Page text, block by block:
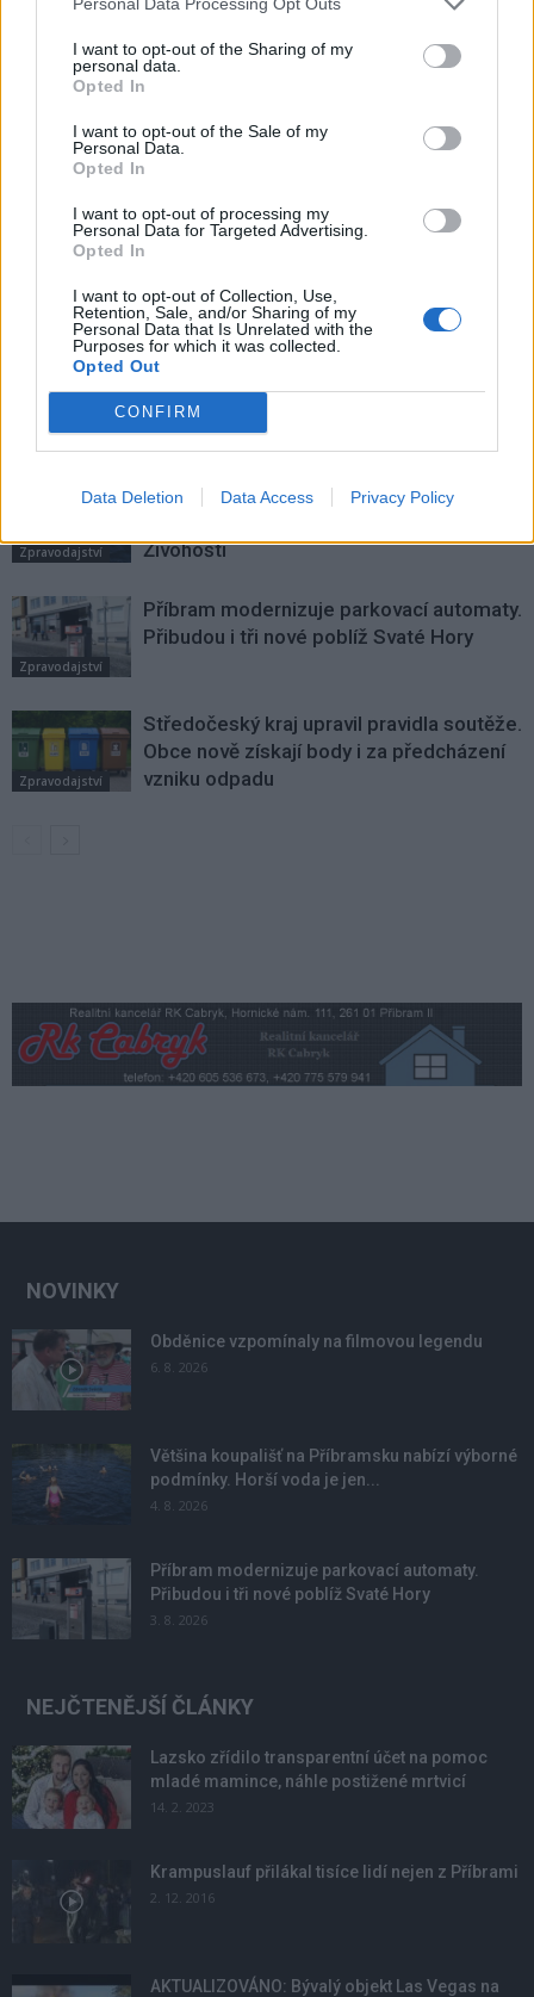
I want to opt-out of the Sharing of my
personal data.
Opted In
I want to opt-out of the Sale of my
Personal Data.
Opted In
I want to opt-out of processing my
Personal Data for Targeted Advertising.
Opted In
I want to opt-out of Collection, Use,
Retention, Sale, and/or Sharing of my
Personal Data that Is Unrelated with the
Purposes for which it was collected.
Opted Out
CONFIRM
Data Deletion Data Access Privacy Policy
Předchozí článek
Rekonstrukce náměstí J. A.
Alise by měla připomenout
i historickou stezku
Následující článek
předpokládalo
SOUVISEJÍCÍ ČLÁNKY
VÍCE OD AUTORA
Zpravodajství
Většina koupališť na Příbramsku nabízí
Živohošti
Zpravodajství
Příbram modernizuje parkovací automaty.
Přibudou i tři nové poblíž Svaté Hory
Zpravodajství
Středočeský kraj upravil pravidla soutěže.
Obce nově získají body i za předcházení
vzniku odpadu
NOVINKY
Obděnice vzpomínaly na filmovou legendu
6. 8. 2026
Většina koupališť na Příbramsku nabízí výborné
podmínky. Horší voda je jen...
4. 8. 2026
Příbram modernizuje parkovací automaty.
Přibudou i tři nové poblíž Svaté Hory
3. 8. 2026
NEJČTENĚJŠÍ ČLÁNKY
Lazsko zřídilo transparentní účet na pomoc
mladé mamince, náhle postižené mrtvicí
14. 2. 2023
Krampuslauf přilákal tisíce lidí nejen z Příbrami
2. 12. 2016
AKTUALIZOVÁNO: Bývalý objekt Las Vegas na